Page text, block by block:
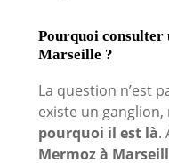
Pourquoi consulter
Marseille ?
La question n’est
existe un
pourquoi il est là.
Mermoz à